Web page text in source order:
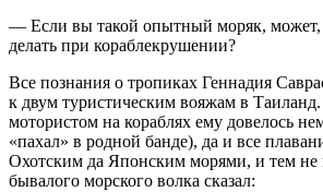
— Если вы такой опытный моряк, может,
делать при кораблекрушении?
Все познания о тропиках Геннадия Сав
к двум туристическим вояжам в
мотористом на кораблях ему довелось
«пахал» в родной банде), да и все
Охотским да Японским морями, и тем не
бывалого морского волка сказал: